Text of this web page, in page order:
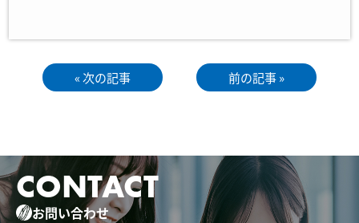
« 次の記事 前の記事 »
CONTACT
お問い合わせ